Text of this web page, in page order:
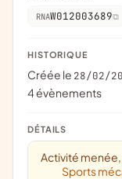
RNAW012003689
HISTORIQUE
Créée le 28/02/
4 évènements
DÉTAILS
Activité
Sports